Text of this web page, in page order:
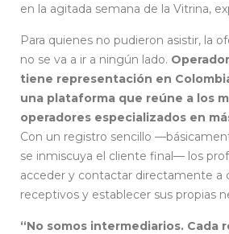
en la agitada semana de la Vitrina,
Para quienes no pudieron asistir, la
no se va a ir a ningún lado.
tiene representación en
una plataforma que reúne a los
operadores especializados en
Con un registro sencillo
se inmiscuya el cliente final— los
acceder y contactar directamente a
receptivos y establecer sus propias
“No somos intermediarios. Cada